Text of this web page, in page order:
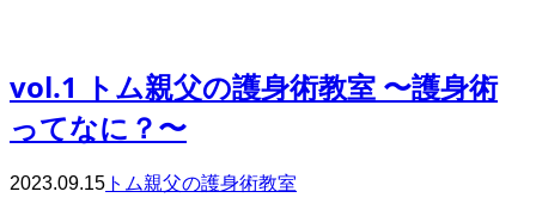
vol.1 トム親父の護身術教室 〜護身術
ってなに？〜
2023.09.15 トム親父の護身術教室